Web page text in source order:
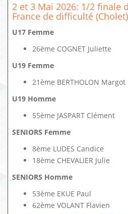
2 et 3 Mai 2026: 1/2 finale
France de difficulté (Cholet)
U17 Femme
26ème COGNET Juliette
U19 Femme
21ème BERTHOLON Margot
U19 Homme
55ème JASPART Clément
SENIORS Femme
8ème LUDES Candice
18ème CHEVALIER Julie
SENIORS Homme
53ème EKUE Paul
62ème VOLANT Flavien